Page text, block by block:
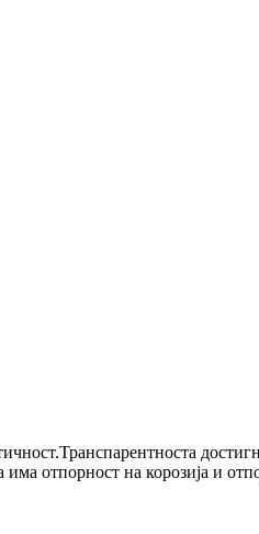
отпорност на корозија и